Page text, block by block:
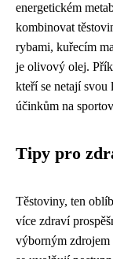
energetickém
kombinovat
rybami, kuřecím
je olivový olej.
kteří se netají
účinkům na
Tipy pro
Těstoviny, ten
více zdraví
výborným zdrojem